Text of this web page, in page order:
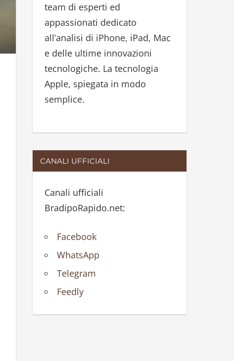
:
team di esperti ed
appassionati dedicato
all’analisi di iPhone, iPad, Mac
e delle ultime innovazioni
tecnologiche. La tecnologia
Apple, spiegata in modo
semplice.
CANALI UFFICIALI
Canali ufficiali
BradipoRapido.net:
Facebook
WhatsApp
Telegram
Feedly